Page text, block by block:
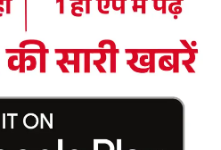
News on AIN
1 App